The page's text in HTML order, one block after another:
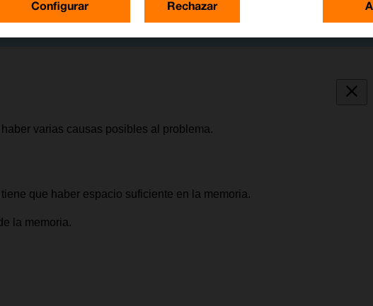
varias causas posibles al problema.
que haber espacio suficiente en la memoria.
la memoria.
Configurar Rechazar